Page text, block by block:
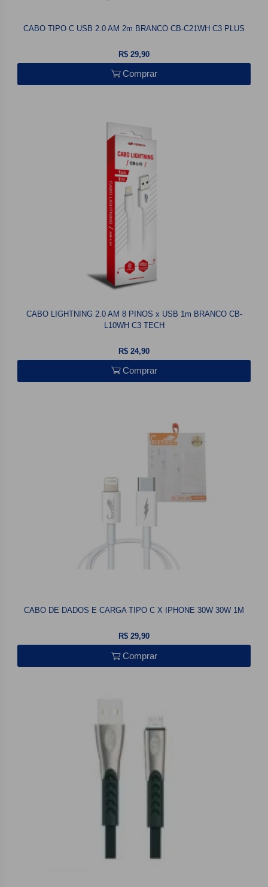
CABO TIPO C USB 2.0 AM 2m BRANCO CB-C21WH C3 PLUS
R$ 29,90
Comprar
CABO LIGHTNING 2.0 AM 8 PINOS x USB 1m BRANCO CB-
L10WH C3 TECH
R$ 24,90
Comprar
CABO DE DADOS E CARGA TIPO C X IPHONE 30W 30W 1M
R$ 29,90
Comprar